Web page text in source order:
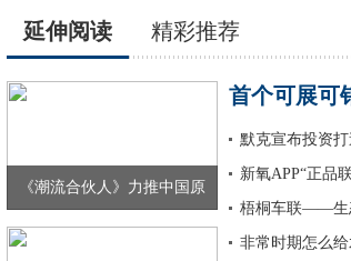
延伸阅读 精彩推荐
《潮流合伙人》力推中国原
首个可展可
默克宣布投资
新氧APP“正品
梧桐车联——生
非常时期怎么